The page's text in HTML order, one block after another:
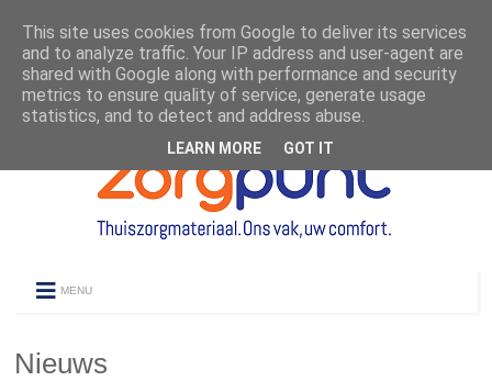
MENU
Nieuws
This site uses cookies from Google to deliver its services
and to analyze traffic. Your IP address and user-agent are
shared with Google along with performance and security
metrics to ensure quality of service, generate usage
statistics, and to detect and address abuse.
LEARN MORE GOT IT